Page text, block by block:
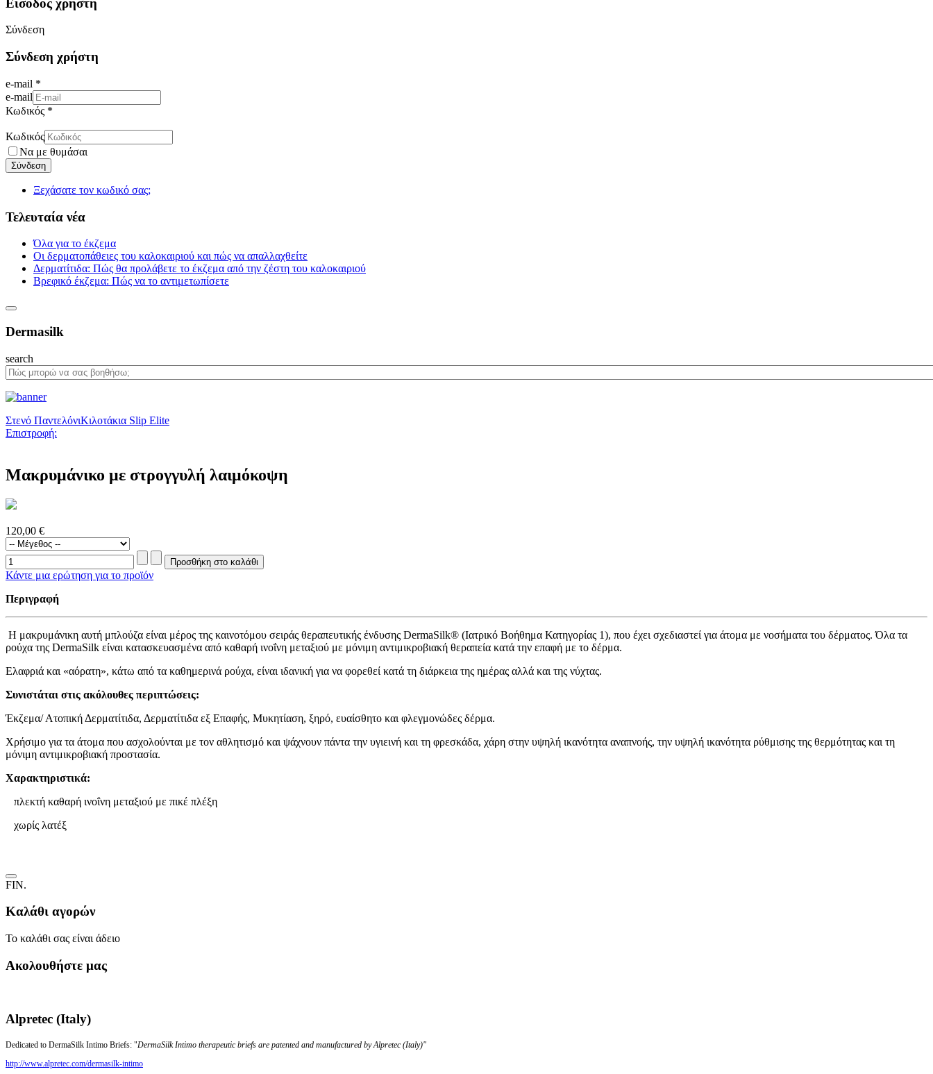
Είσοδος χρήστη
Σύνδεση
Σύνδεση χρήστη
e-mail *
e-mail
Κωδικός *
Κωδικός
Να με θυμάσαι
Ξεχάσατε τον κωδικό σας;
Τελευταία νέα
Όλα για το έκζεμα
Οι δερματοπάθειες του καλοκαιριού και πώς να απαλλαχθείτε
Δερματίτιδα: Πώς θα προλάβετε το έκζεμα από την ζέστη του καλοκαιριού
Βρεφικό έκζεμα: Πώς να το αντιμετωπίσετε
Dermasilk
search
Στενό ΠαντελόνιΚιλοτάκια Slip Elite
Επιστροφή:
Μακρυμάνικο με στρογγυλή λαιμόκοψη
120,00 €
Κάντε μια ερώτηση για το προϊόν
Περιγραφή
Η μακρυμάνικη αυτή μπλούζα είναι μέρος της καινοτόμου σειράς θεραπευτικής ένδυσης DermaSilk® (Ιατρικό Βοήθημα Κατηγορίας 1), που έχει σχεδιαστεί για άτομα με νοσήματα του δέρματος. Όλα τα
ρούχα της DermaSilk είναι κατασκευασμένα από καθαρή ινοΐνη μεταξιού με μόνιμη αντιμικροβιακή θεραπεία κατά την επαφή με το δέρμα.
Ελαφριά και «αόρατη», κάτω από τα καθημερινά ρούχα, είναι ιδανική για να φορεθεί κατά τη διάρκεια της ημέρας αλλά και της νύχτας.
Συνιστάται στις ακόλουθες περιπτώσεις:
Έκζεμα/ Ατοπική Δερματίτιδα, Δερματίτιδα εξ Επαφής, Μυκητίαση, ξηρό, ευαίσθητο και φλεγμονώδες δέρμα.
Χρήσιμο για τα άτομα που ασχολούνται με τον αθλητισμό και ψάχνουν πάντα την υγιεινή και τη φρεσκάδα, χάρη στην υψηλή ικανότητα αναπνοής, την υψηλή ικανότητα ρύθμισης της θερμότητας και τη
μόνιμη αντιμικροβιακή προστασία.
Χαρακτηριστικά:
πλεκτή καθαρή ινοΐνη μεταξιού με πικέ πλέξη
χωρίς λατέξ
FIN.
Καλάθι αγορών
Το καλάθι σας είναι άδειο
Ακολουθήστε μας
Alpretec (Italy)
Dedicated to DermaSilk Intimo Briefs: "DermaSilk Intimo therapeutic briefs are patented and manufactured by Alpretec (Italy)"
http://www.alpretec.com/dermasilk-intimo